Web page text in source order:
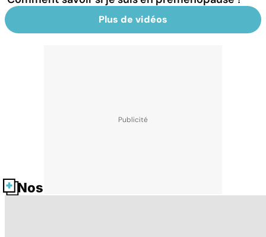
Plus de vidéos
Nos fiches santé